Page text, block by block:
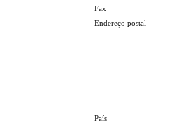
Fax
Endereço postal
País